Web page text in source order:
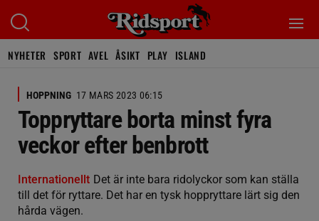
NYHETER SPORT AVEL ÅSIKT PLAY ISLAND
HOPPNING 17 MARS 2023 06:15
Toppryttare borta minst fyra
veckor efter benbrott
Internationellt Det är inte bara ridolyckor som kan ställa
till det för ryttare. Det har en tysk hoppryttare lärt sig den
hårda vägen.